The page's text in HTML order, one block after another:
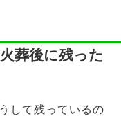
葬後に残った
して残っているの